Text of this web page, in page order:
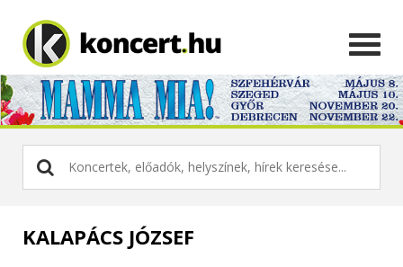
KALAPÁCS JÓZSEF